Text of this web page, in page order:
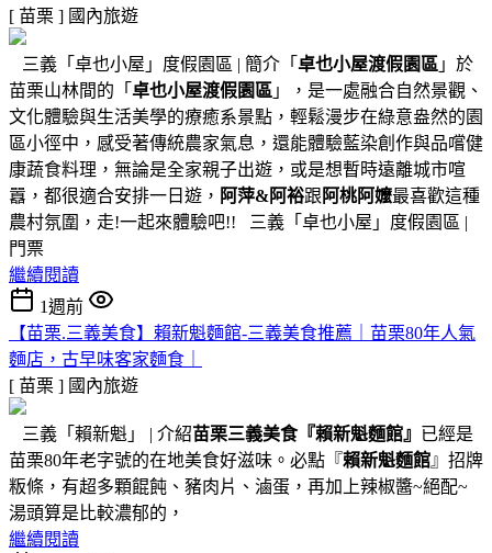
[ 苗栗 ] 國內旅遊
三義「卓也小屋」度假園區 | 簡介「 卓也小屋渡假園區 」於
苗栗山林間的「 卓也小屋渡假園區 」，是一處融合自然景觀、
文化體驗與生活美學的療癒系景點，輕鬆漫步在綠意盎然的園
區小徑中，感受著傳統農家氣息，還能體驗藍染創作與品嚐健
康蔬食料理，無論是全家親子出遊，或是想暫時遠離城市喧
囂，都很適合安排一日遊， 阿萍&阿裕跟 阿桃阿嬤最喜歡這種
農村氛圍，走!一起來體驗吧!! 三義「卓也小屋」度假園區 |
門票
繼續閱讀
1週前
【苗栗.三義美食】賴新魁麵館-三義美食推薦｜苗栗80年人氣
麵店，古早味客家麵食｜
[ 苗栗 ] 國內旅遊
三義「賴新魁」 | 介紹苗栗三義美食『賴新魁麵館』 已經是
苗栗80年老字號的在地美食好滋味。必點『賴新魁麵館』招牌
粄條，有超多顆餛飩、豬肉片、滷蛋，再加上辣椒醬~絕配~
湯頭算是比較濃郁的，
繼續閱讀